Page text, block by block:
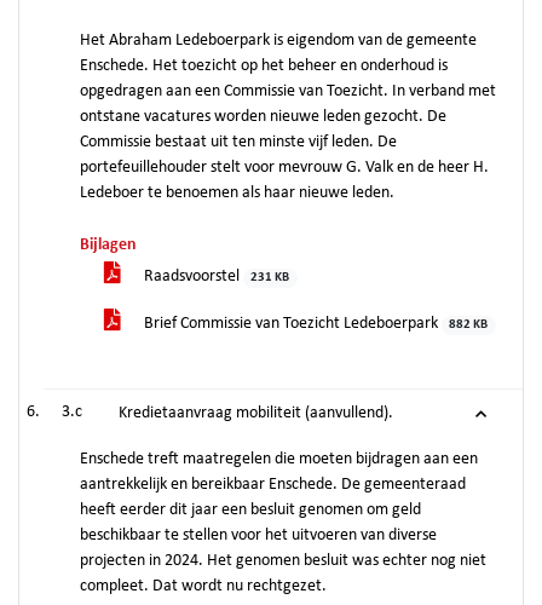
Het Abraham Ledeboerpark is eigendom van de gemeente
Enschede. Het toezicht op het beheer en onderhoud is
opgedragen aan een Commissie van Toezicht. In verband met
ontstane vacatures worden nieuwe leden gezocht. De
Commissie bestaat uit ten minste vijf leden. De
portefeuillehouder stelt voor mevrouw G. Valk en de heer H.
Ledeboer te benoemen als haar nieuwe leden.
Bijlagen
Raadsvoorstel
231 KB
Brief Commissie van Toezicht Ledeboerpark 882 KB
3.c Kredietaanvraag mobiliteit (aanvullend).
Enschede treft maatregelen die moeten bijdragen aan een
aantrekkelijk en bereikbaar Enschede. De gemeenteraad
heeft eerder dit jaar een besluit genomen om geld
beschikbaar te stellen voor het uitvoeren van diverse
projecten in 2024. Het genomen besluit was echter nog niet
compleet. Dat wordt nu rechtgezet.